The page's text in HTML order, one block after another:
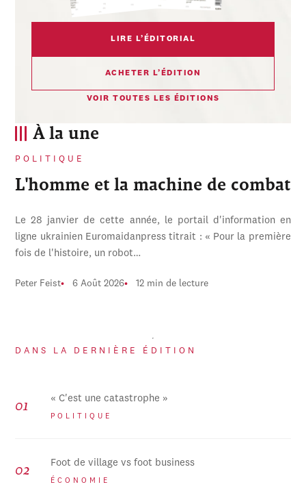
À la une
POLITIQUE
L'homme et la machine de combat
Le 28 janvier de cette année, le portail d'information en
ligne ukrainien Euromaidanpress titrait : « Pour la première
fois de l'histoire, un robot…
Peter Feist 6 Août 2026 12 min de lecture
DANS LA DERNIÈRE ÉDITION
« C'est une catastrophe »
POLITIQUE
Foot de village vs foot business
ÉCONOMIE
LIRE L’ÉDITORIAL
ACHETER L’ÉDITION
VOIR TOUTES LES ÉDITIONS